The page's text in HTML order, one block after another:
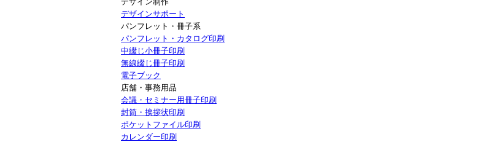
デザインサポート
パンフレット・冊子系
パンフレット・カタログ印刷
中綴じ小冊子印刷
無線綴じ冊子印刷
電子ブック
店舗・事務用品
会議・セミナー用冊子印刷
封筒・挨拶状印刷
ポケットファイル印刷
カレンダー印刷